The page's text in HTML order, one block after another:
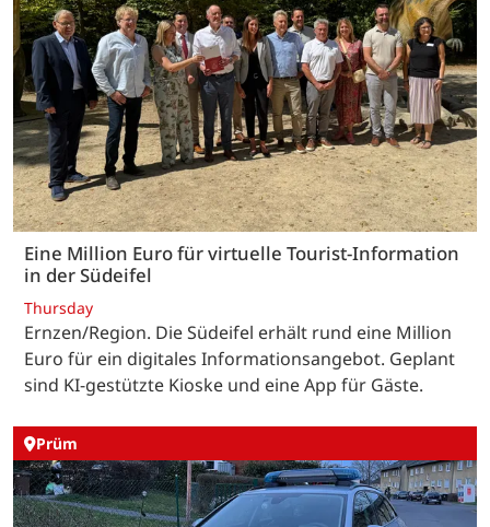
Eine Million Euro für virtuelle Tourist-Information
in der Südeifel
Thursday
Ernzen/Region. Die Südeifel erhält rund eine Million
Euro für ein digitales Informationsangebot. Geplant
sind KI-gestützte Kioske und eine App für Gäste.
Prüm